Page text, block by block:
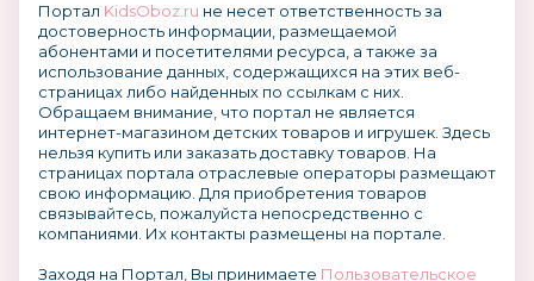
Портал KidsOboz.ru не несет ответственность за
достоверность информации, размещаемой
абонентами и посетителями ресурса, а также за
использование данных, содержащихся на этих веб-
страницах либо найденных по ссылкам с них.
Обращаем внимание, что портал не является
интернет-магазином детских товаров и игрушек. Здесь
нельзя купить или заказать доставку товаров. На
страницах портала отраслевые операторы размещают
свою информацию. Для приобретения товаров
связывайтесь, пожалуйста непосредственно с
компаниями. Их контакты размещены на портале.
Заходя на Портал, Вы принимаете Пользовательское